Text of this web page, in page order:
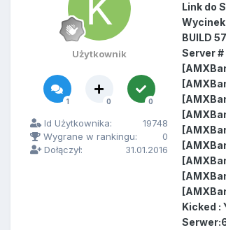
Użytkownik
1 0 0
Id Użytkownika:
19748
Wygrane w rankingu:
0
Dołączył:
31.01.2016
Link do
BUILD
Server
Kicked :